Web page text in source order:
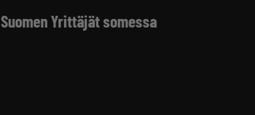
Suomen Yrittäjät somessa